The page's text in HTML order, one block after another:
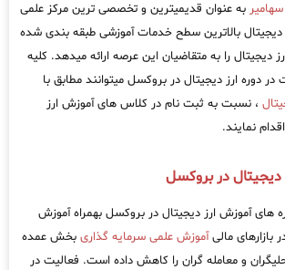
به عنوان قدیمیترین و تخصصی ترین مرکز علمی
دیجیتال بالاترین سطح خدمات آموزشی طبقه بندی شده
دیجیتال را به متقاضیان این عرصه ارائه میدهد. کلیه
دوره ارز دیجیتال در بروکسل میتوانند مطابق با
، نسبت به ثبت نام در کلاس های آموزش ارز
نمایند.
در بروکسل
های آموزش ارز دیجیتال در بروکسل بهمراه آموزش
بازارهای مالیآموزش علمی سرمایه گذاری بخش عمده
و معامله گران را کاهش داده است. فعالیت در